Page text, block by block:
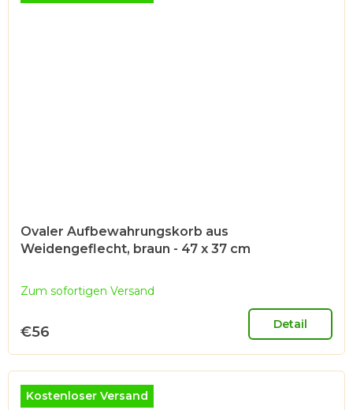
Ovaler Aufbewahrungskorb aus
Weidengeflecht, braun - 47 x 37 cm
Zum sofortigen Versand
€56 Detail
Kostenloser Versand